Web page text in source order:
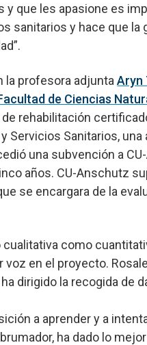
y que les apasione es
sanitarios y hace que la
la profesora adjuntaAryn
de Ciencias
rehabilitación
Servicios Sanitarios,
una subvención a
años. CU-Anschutz
se encargara de la
como
en el proyecto.
dirigido la recogida de
a aprender y a
ha dado lo